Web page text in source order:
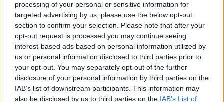
processing of your personal or sensitive information for
targeted advertising by us, please use the below opt-out
section to confirm your selection. Please note that after your
opt-out request is processed you may continue seeing
interest-based ads based on personal information utilized by
us or personal information disclosed to third parties prior to
your opt-out. You may separately opt-out of the further
disclosure of your personal information by third parties on the
IAB’s list of downstream participants. This information may
also be disclosed by us to third parties on the IAB’s List of
Ο Διάλογος Νεολαίας είχε οχτώ θεματικές
ενότητες για τον τουρισμό, ενώ ως πρωτοβουλία
εντάσσεται στην προσπάθεια της Ευρωπαϊκής
Επιτροπής να ενισχύσει τη συμμετοχή των νέων
στις ευρωπαϊκές πολιτικές διαδικασίες, δίνοντάς
τους ουσιαστικό ρόλο στη διαμόρφωση πολιτικών
που επηρεάζουν το μέλλον τους. Τα